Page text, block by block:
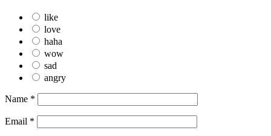
like
love
haha
wow
sad
angry
Name *
Email *